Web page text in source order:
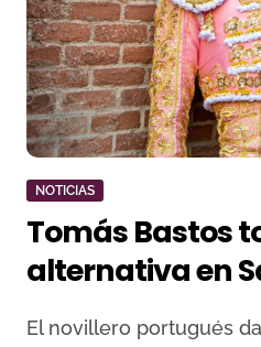
NOTICIAS
Tomás Bastos
alternativa en
Roca Rey como
El novillero portugués dará el paso al